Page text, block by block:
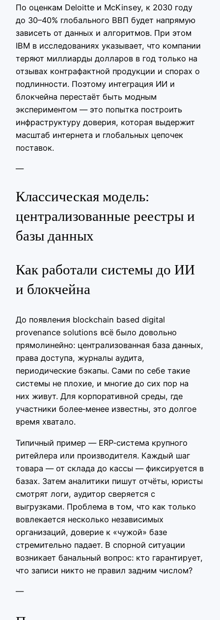
По оценкам Deloitte и McKinsey, к 2030 году
до 30–40% глобального ВВП будет напрямую
зависеть от данных и алгоритмов. При этом
IBM в исследованиях указывает, что компании
теряют миллиарды долларов в год только на
отзывах контрафактной продукции и спорах о
подлинности. Поэтому интеграция ИИ и
блокчейна перестаёт быть модным
экспериментом — это попытка построить
инфраструктуру доверия, которая выдержит
масштаб интернета и глобальных цепочек
поставок.
—
Классическая модель:
централизованные реестры и
базы данных
Как работали системы до ИИ
и блокчейна
До появления blockchain based digital
provenance solutions всё было довольно
прямолинейно: централизованная база данных,
права доступа, журналы аудита,
периодические бэкапы. Сами по себе такие
системы не плохие, и многие до сих пор на
них живут. Для корпоративной среды, где
участники более‑менее известны, это долгое
время хватало.
Типичный пример — ERP‑система крупного
ритейлера или производителя. Каждый шаг
товара — от склада до кассы — фиксируется в
базах. Затем аналитики пишут отчёты, юристы
смотрят логи, аудитор сверяется с
выгрузками. Проблема в том, что как только
вовлекается несколько независимых
организаций, доверие к «чужой» базе
стремительно падает. В спорной ситуации
возникает банальный вопрос: кто гарантирует,
что записи никто не правил задним числом?
—